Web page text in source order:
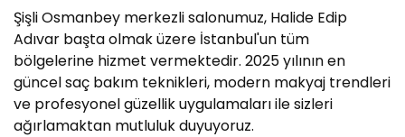
Şişli Osmanbey merkezli salonumuz, Halide Edip
Adıvar başta olmak üzere İstanbul'un tüm
bölgelerine hizmet vermektedir. 2025 yılının en
güncel saç bakım teknikleri, modern makyaj trendleri
ve profesyonel güzellik uygulamaları ile sizleri
ağırlamaktan mutluluk duyuyoruz.